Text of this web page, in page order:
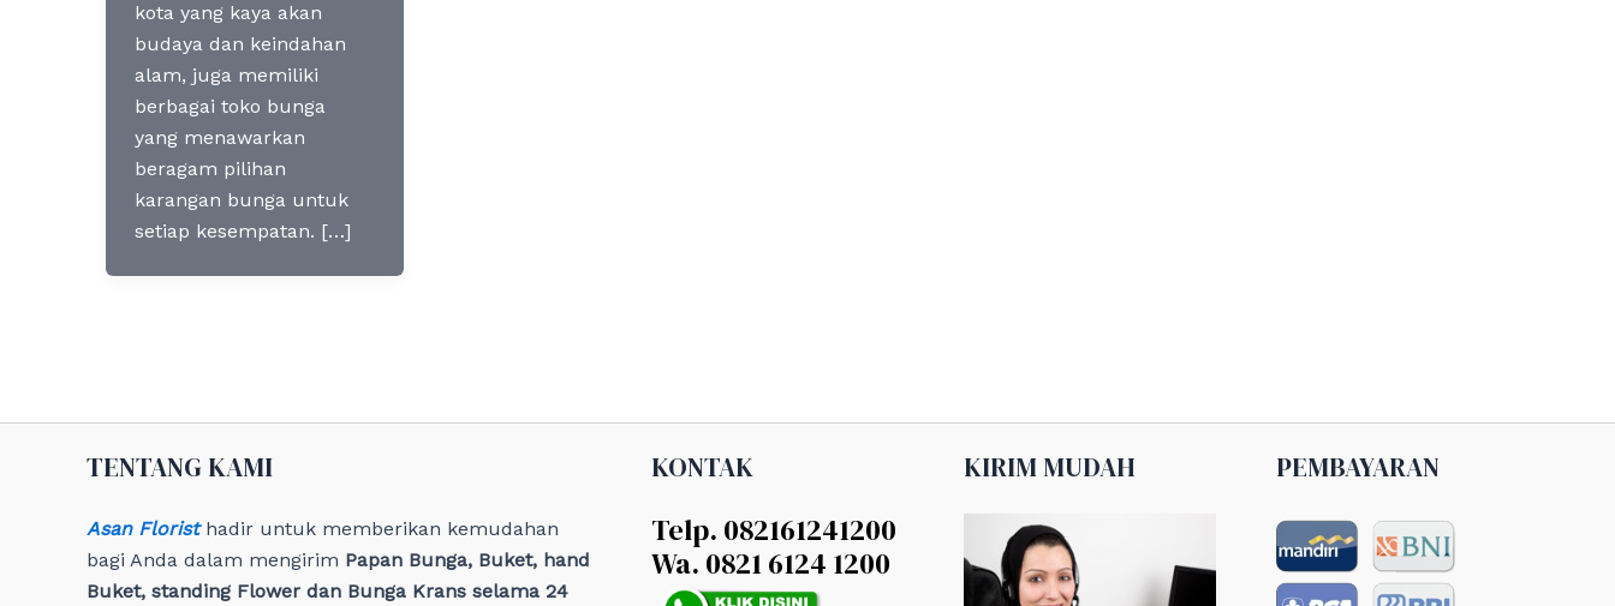
kota yang kaya akan
budaya dan keindahan
alam, juga memiliki
berbagai toko bunga
yang menawarkan
beragam pilihan
karangan bunga untuk
setiap kesempatan. […]
TENTANG KAMI
Asan Floristhadir untuk memberikan kemudahan
bagi Anda dalam mengirim Papan Bunga, Buket, hand
Buket, standing Flower dan Bunga Krans selama 24
KONTAK
Telp. 082161241200
Wa. 0821 6124 1200
KIRIM MUDAH PEMBAYARAN